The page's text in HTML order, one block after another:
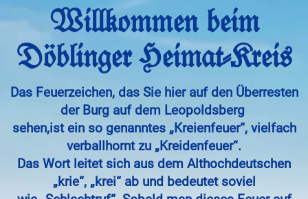
Willkommen beim
DöblingerHeimat-Kreis
Das Feuerzeichen, das Sie hier auf den Überresten
der Burg auf dem Leopoldsberg
sehen,ist ein so genanntes „Kreienfeuer“, vielfach
verballhornt zu „Kreidenfeuer“.
Das Wort leitet sich aus dem Althochdeutschen
„krie“, „krei“ ab und bedeutet soviel